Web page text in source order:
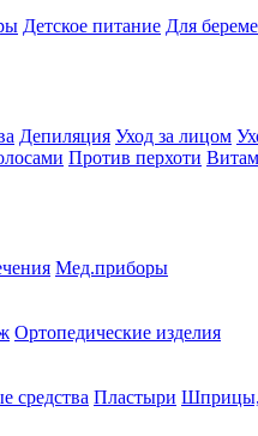
Детское питание Для
Депиляция Уход за лицом
Против перхоти
Мед.приборы
Ортопедические изделия
средства Пластыри Шприцы,